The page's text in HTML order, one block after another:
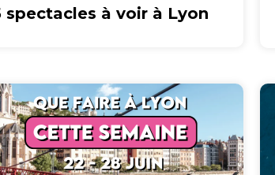
spectacles à voir à Lyon